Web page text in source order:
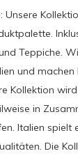
Unsere
Teppiche.
und
Kollektion
in
Italien spielt
Die